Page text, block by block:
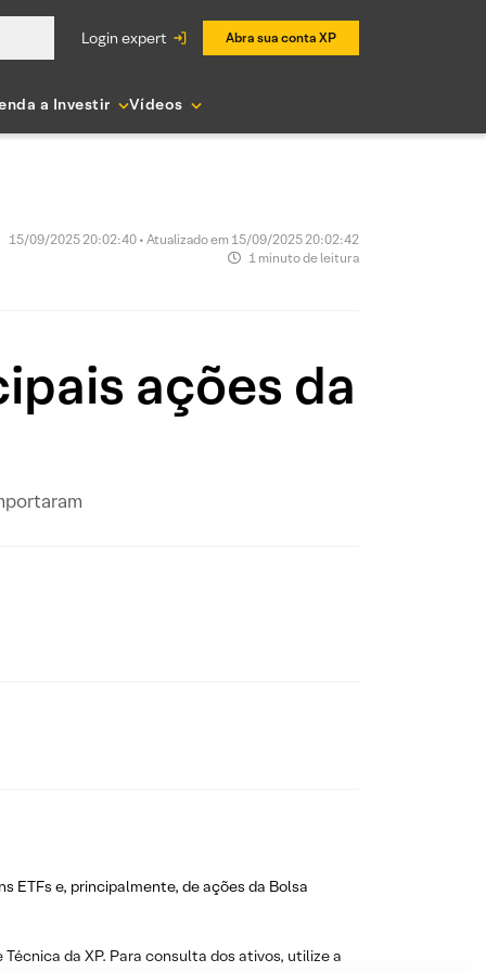
login expert Abra sua conta XP
a Investir Vídeos
15/09/2025 20:02:40 • Atualizado em 15/09/2025 20:02:42
1 minuto de leitura
ações da
ETFs e, principalmente, de ações da Bolsa
da XP. Para consulta dos ativos, utilize a